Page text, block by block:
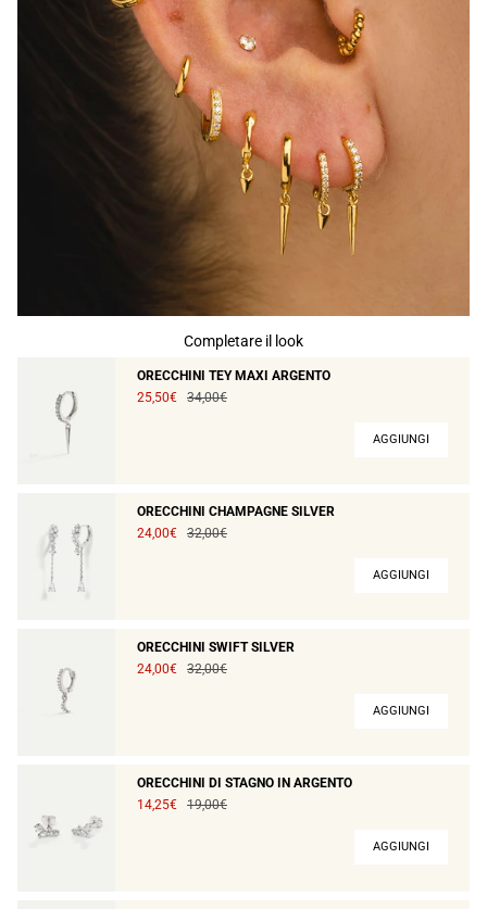
Completare il look
ORECCHINI TEY MAXI ARGENTO
25,50€
34,00€
AGGIUNGI
ORECCHINI CHAMPAGNE SILVER
24,00€
32,00€
AGGIUNGI
ORECCHINI SWIFT SILVER
24,00€
32,00€
AGGIUNGI
ORECCHINI DI STAGNO IN ARGENTO
14,25€
19,00€
AGGIUNGI